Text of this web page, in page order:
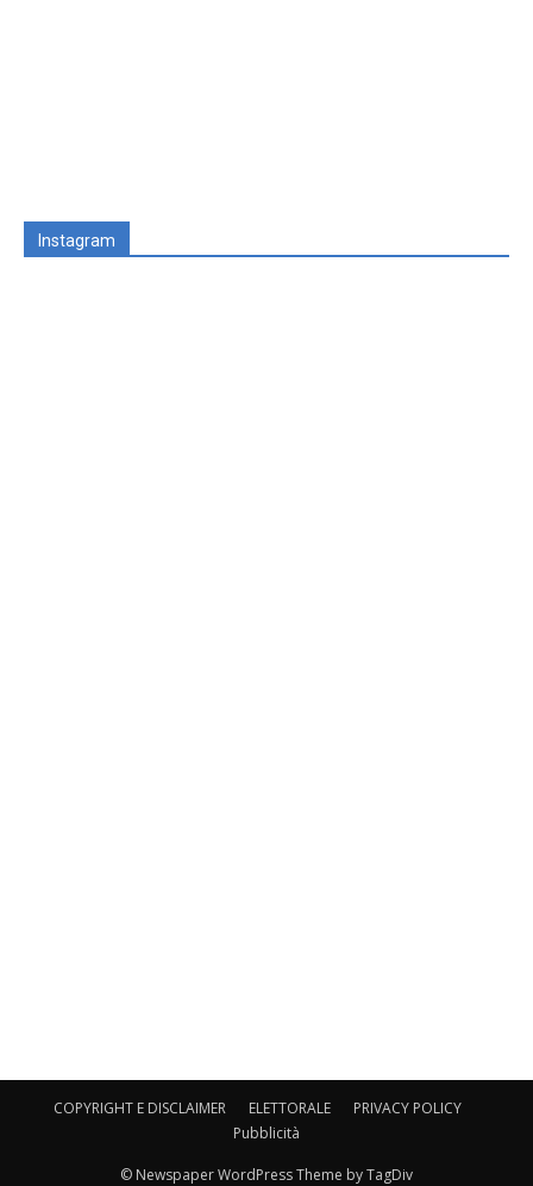
Instagram
COPYRIGHT E DISCLAIMER ELETTORALE
PRIVACY POLICY
Pubblicità
© Newspaper WordPress Theme by TagDiv